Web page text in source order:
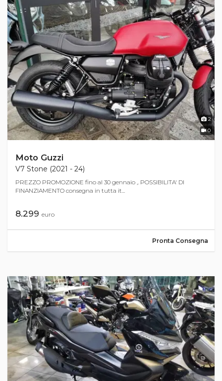
2
0
Moto Guzzi
V7 Stone (2021 - 24)
PREZZO PROMOZIONE fino al 30 gennaio ,. POSSIBILITA' DI
FINANZIAMENTO consegna in tutta it...
8.299 euro
Pronta Consegna